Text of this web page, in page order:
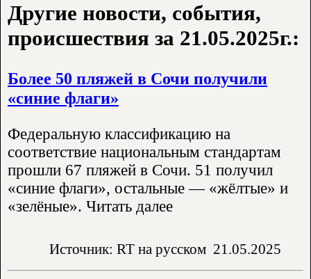
Другие новости, события,
происшествия за 21.05.2025г.:
Более 50 пляжей в Сочи получили
«синие флаги»
Федеральную классификацию на
соответствие национальным стандартам
прошли 67 пляжей в Сочи. 51 получил
«синие флаги», остальные — «жёлтые» и
«зелёные». Читать далее
Источник: RT на русском 21.05.2025